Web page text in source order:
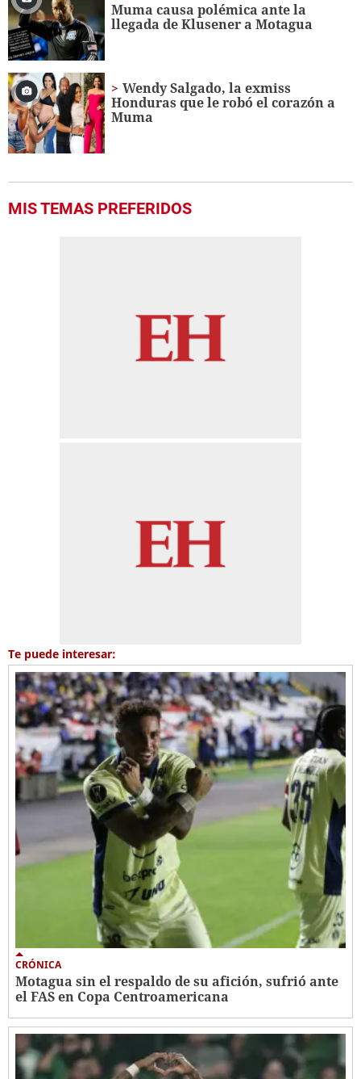
Muma causa polémica ante la
llegada de Klusener a Motagua
Wendy Salgado, la exmiss
Honduras que le robó el corazón a
Muma
MIS TEMAS PREFERIDOS
Te puede interesar:
CRÓNICA
Motagua sin el respaldo de su afición, sufrió ante
el FAS en Copa Centroamericana